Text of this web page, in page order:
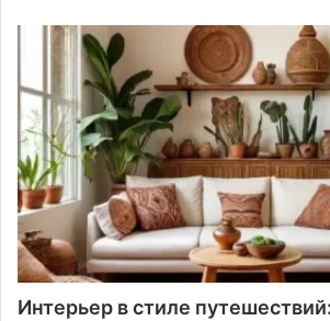
Интерьер в стиле